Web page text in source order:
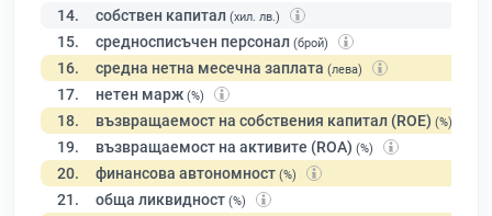
14. собствен капитал (хил. лв.)
15. средносписъчен персонал (брой)
16. средна нетна месечна заплата (лева)
17. нетен марж (%)
18. възвращаемост на собствения капитал (ROE) (%)
19. възвращаемост на активите (ROA) (%)
20. финансова автономност (%)
21. обща ликвидност (%)